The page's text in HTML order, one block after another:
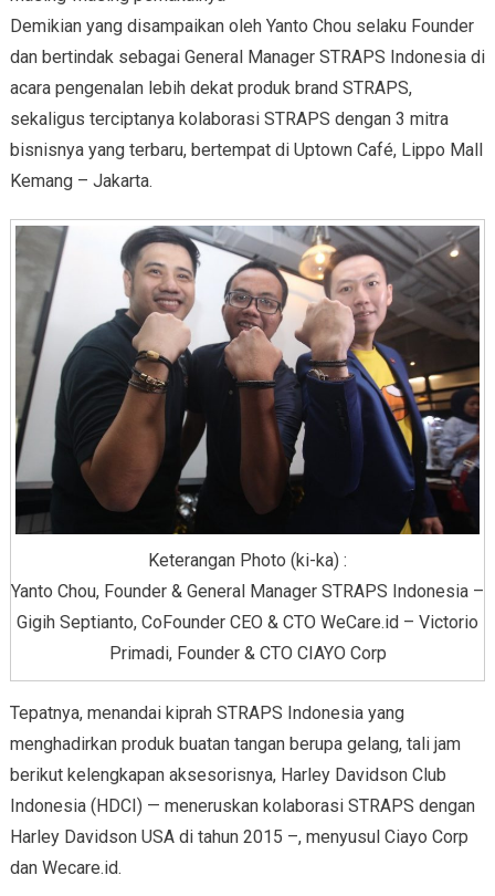
Demikian yang disampaikan oleh Yanto Chou selaku Founder
dan bertindak sebagai General Manager STRAPS Indonesia di
acara pengenalan lebih dekat produk brand STRAPS,
sekaligus terciptanya kolaborasi STRAPS dengan 3 mitra
bisnisnya yang terbaru, bertempat di Uptown Café, Lippo Mall
Kemang – Jakarta.
Keterangan Photo (ki-ka) :
Yanto Chou, Founder & General Manager STRAPS Indonesia –
Gigih Septianto, CoFounder CEO & CTO WeCare.id – Victorio
Primadi, Founder & CTO CIAYO Corp
Tepatnya, menandai kiprah STRAPS Indonesia yang
menghadirkan produk buatan tangan berupa gelang, tali jam
berikut kelengkapan aksesorisnya, Harley Davidson Club
Indonesia (HDCI) — meneruskan kolaborasi STRAPS dengan
Harley Davidson USA di tahun 2015 –, menyusul Ciayo Corp
dan Wecare.id.